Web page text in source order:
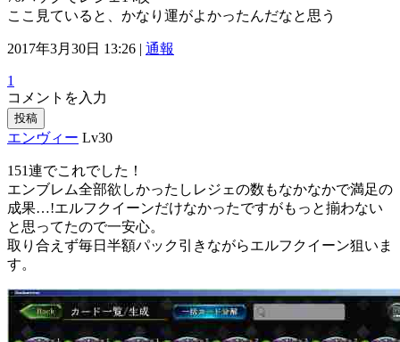
ここ見ていると、かなり運がよかったんだなと思う
2017年3月30日 13:26 | 通報
1
コメントを入力
投稿
エンヴィー Lv30
151連でこれでした！
エンブレム全部欲しかったしレジェの数もなかなかで満足の
成果…!エルフクイーンだけなかったですがもっと揃わない
と思ってたので一安心。
取り合えず毎日半額パック引きながらエルフクイーン狙いま
す。